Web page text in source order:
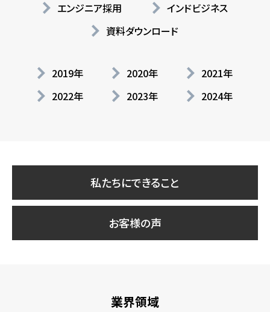
エンジニア採用
インドビジネス
資料ダウンロード
2019年 2020年
2021年
2022年
2023年 2024年
私たちにできること
お客様の声
業界領域